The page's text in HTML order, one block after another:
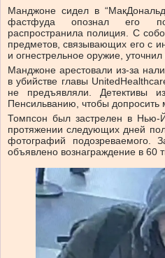
Манджоне сидел в
фастфуда опознал его
распространила полиция. С
предметов, связывающих его с
и огнестрельное оружие,
Манджоне арестовали из-за
в убийстве главы
не предъявляли. Детективы
Пенсильванию, чтобы допросить
Томпсон был застрелен в
протяжении следующих дней
фотографий
объявлено вознаграждение в 60